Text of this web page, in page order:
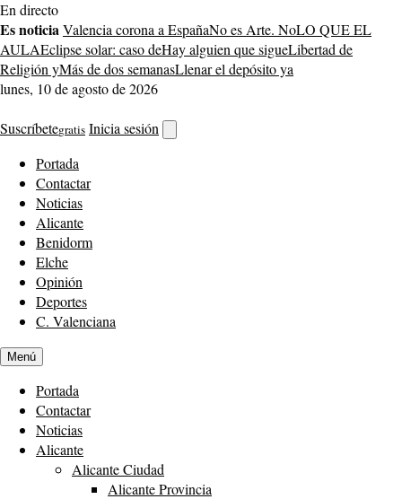
Saltar
al
contenido
En directo
Es noticiaValencia corona a EspañaNo es Arte. NoLO QUE EL
AULAEclipse solar: caso deHay alguien que sigueLibertad de
Religión yMás de dos semanasLlenar el depósito ya
lunes, 10 de agosto de 2026
Suscríbetegratis Inicia sesión
buscador
Portada
Contactar
Noticias
Alicante
Benidorm
Elche
Opinión
Deportes
C. Valenciana
Menú
Portada
Contactar
Noticias
Alicante
Alicante Ciudad
Alicante Provincia